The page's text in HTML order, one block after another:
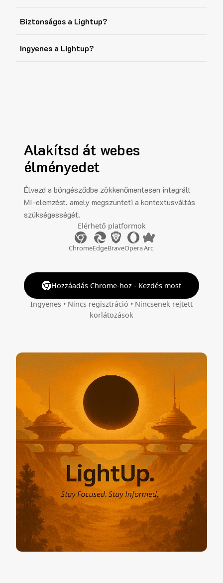
Biztonságos a Lightup?
Ingyenes a Lightup?
Alakítsd át webes
élményedet
Élvezd a böngésződbe zökkenőmentesen integrált
MI-elemzést, amely megszünteti a kontextusváltás
szükségességét.
Elérhető platformok
ChromeEdgeBraveOperaArc
Hozzáadás Chrome-hoz - Kezdés most
Ingyenes • Nincs regisztráció • Nincsenek rejtett
korlátozások